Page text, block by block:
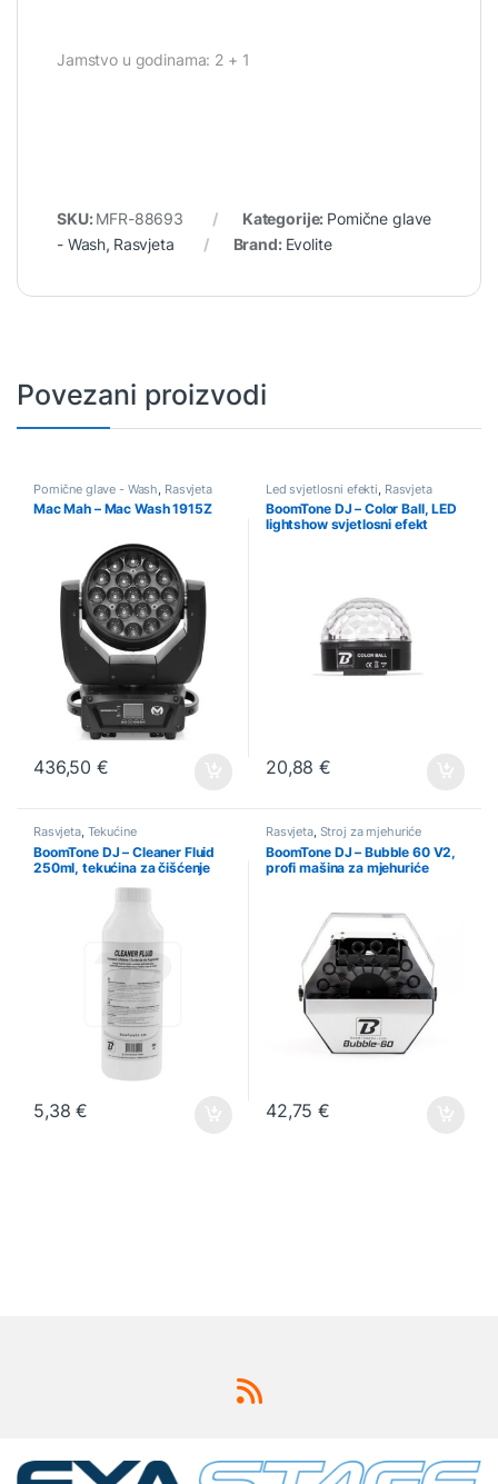
Jamstvo u godinama: 2 + 1
SKU:MFR-88693 Kategorije: Pomične glave
- Wash, Rasvjeta Brand: Evolite
Povezani proizvodi
Pomične glave - Wash Rasvjeta
Mac Mah – Mac Wash 1915Z
436,50€
Led svjetlosni efekti Rasvjeta
BoomTone DJ – Color Ball, LED
lightshow svjetlosni efekt
20,88€
Rasvjeta, Tekućine
BoomTone DJ – Cleaner Fluid
250ml, tekućina za čišćenje
5,38€
Rasvjeta, Stroj za mjehuriće
BoomTone DJ – Bubble 60 V2,
profi mašina za mjehuriće
42,75€